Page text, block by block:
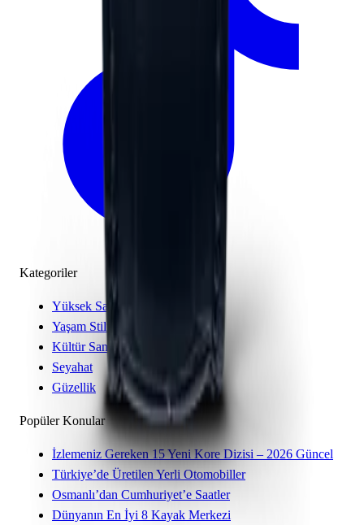
Kategoriler
Yüksek Saatçilik
Yaşam Stili
Kültür Sanat
Seyahat
Güzellik
Popüler Konular
İzlemeniz Gereken 15 Yeni Kore Dizisi – 2026 Güncel
Türkiye’de Üretilen Yerli Otomobiller
Osmanlı’dan Cumhuriyet’e Saatler
Dünyanın En İyi 8 Kayak Merkezi